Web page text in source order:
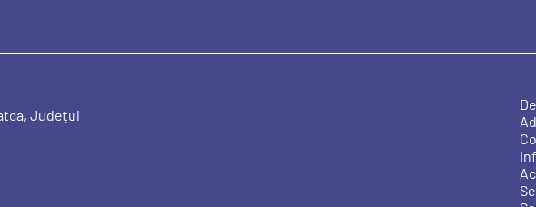
Județul